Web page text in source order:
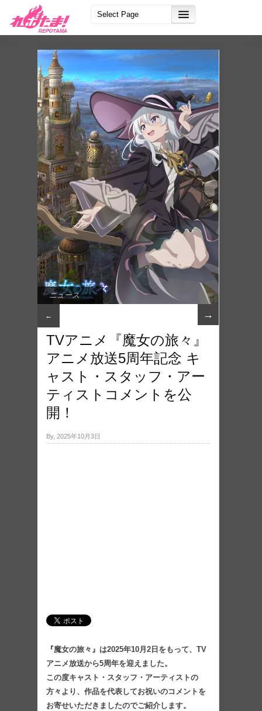
ニュース
← →
TVアニメ『魔女の旅々』
アニメ放送5周年記念 キ
ャスト・スタッフ・アー
ティストコメントを公
開！
By, 2025年10月3日
『魔女の旅々』は2025年10月2日をもって、TV
アニメ放送から5周年を迎えました。
この度キャスト・スタッフ・アーティストの
方々より、作品を代表してお祝いのコメントを
お寄せいただきましたのでご紹介します。